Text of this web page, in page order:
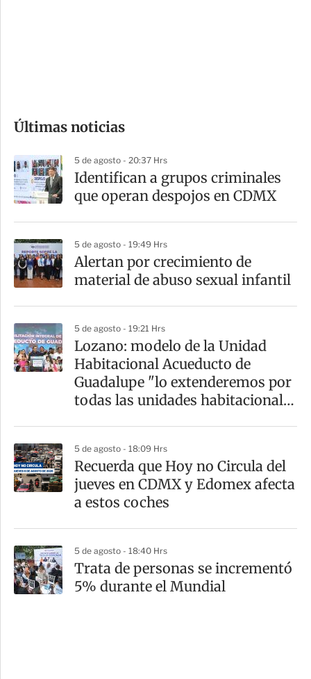
m
a
r
t
i
r
Últimas noticias
5 de agosto - 20:37 Hrs
Identifican a grupos criminales
que operan despojos en CDMX
5 de agosto - 19:49 Hrs
Alertan por crecimiento de
material de abuso sexual infantil
5 de agosto - 19:21 Hrs
Lozano: modelo de la Unidad
Habitacional Acueducto de
Guadalupe "lo extenderemos por
todas las unidades habitacionales
5 de agosto - 18:09 Hrs
Recuerda que Hoy no Circula del
jueves en CDMX y Edomex afecta
a estos coches
5 de agosto - 18:40 Hrs
Trata de personas se incrementó
5% durante el Mundial